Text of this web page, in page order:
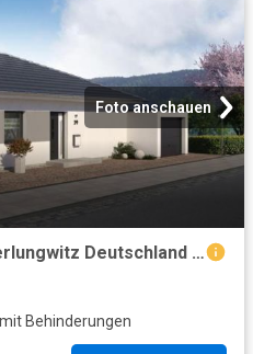
Foto anschauen
3 Schlafzimmer Haus Oberlungwitz Deutschland 99343488
Behinderungen